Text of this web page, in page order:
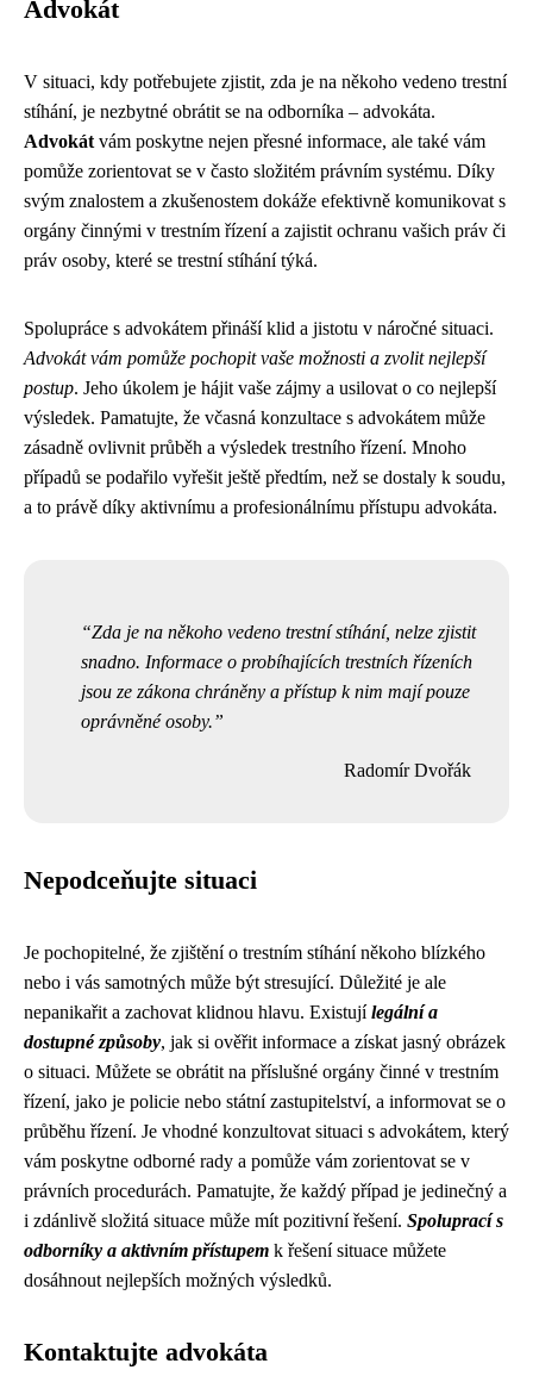
Advokát
V situaci, kdy potřebujete zjistit, zda je na někoho vedeno trestní
stíhání, je nezbytné obrátit se na odborníka – advokáta.
Advokát vám poskytne nejen přesné informace, ale také vám
pomůže zorientovat se v často složitém právním systému. Díky
svým znalostem a zkušenostem dokáže efektivně komunikovat s
orgány činnými v trestním řízení a zajistit ochranu vašich práv či
práv osoby, které se trestní stíhání týká.
Spolupráce s advokátem přináší klid a jistotu v náročné situaci.
Advokát vám pomůže pochopit vaše možnosti a zvolit nejlepší
postup. Jeho úkolem je hájit vaše zájmy a usilovat o co nejlepší
výsledek. Pamatujte, že včasná konzultace s advokátem může
zásadně ovlivnit průběh a výsledek trestního řízení. Mnoho
případů se podařilo vyřešit ještě předtím, než se dostaly k soudu,
a to právě díky aktivnímu a profesionálnímu přístupu advokáta.
Zda je na někoho vedeno trestní stíhání, nelze zjistit
snadno. Informace o probíhajících trestních řízeních
jsou ze zákona chráněny a přístup k nim mají pouze
oprávněné osoby.
Radomír Dvořák
Nepodceňujte situaci
Je pochopitelné, že zjištění o trestním stíhání někoho blízkého
nebo i vás samotných může být stresující. Důležité je ale
nepanikařit a zachovat klidnou hlavu. Existujílegální a
dostupné způsoby, jak si ověřit informace a získat jasný obrázek
o situaci. Můžete se obrátit na příslušné orgány činné v trestním
řízení, jako je policie nebo státní zastupitelství, a informovat se o
průběhu řízení. Je vhodné konzultovat situaci s advokátem, který
vám poskytne odborné rady a pomůže vám zorientovat se v
právních procedurách. Pamatujte, že každý případ je jedinečný a
i zdánlivě složitá situace může mít pozitivní řešení. Spoluprací s
odborníky a aktivním přístupem k řešení situace můžete
dosáhnout nejlepších možných výsledků.
Kontaktujte advokáta